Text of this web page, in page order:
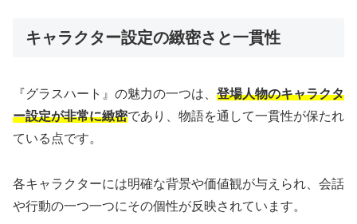
キャラクター設定の緻密さと一貫性
『グラスハート』の魅力の一つは、 登場人物のキャラクタ
ー設定が非常に緻密であり、物語を通して一貫性が保たれ
ている点です。
各キャラクターには明確な背景や価値観が与えられ、会話
や行動の一つ一つにその個性が反映されています。